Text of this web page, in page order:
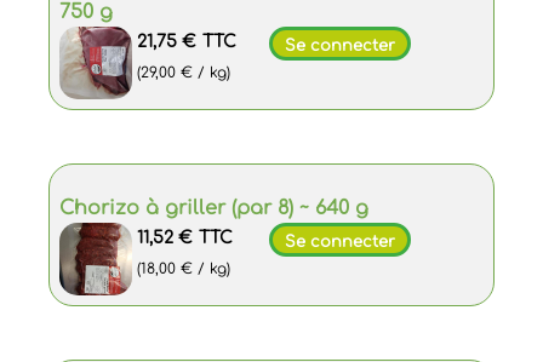
750 g
21,75 € TTC
(29,00 € / kg)
Se connecter
Chorizo à griller (par 8) ~ 640 g
11,52 € TTC
(18,00 € / kg)
Se connecter